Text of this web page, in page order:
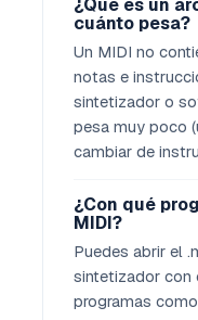
¿Qué es un
cuánto pesa?
Un MIDI no
notas e
sintetizador o
pesa muy poco
cambiar de
¿Con qué
MIDI?
Puedes abrir el
sintetizador con
programas